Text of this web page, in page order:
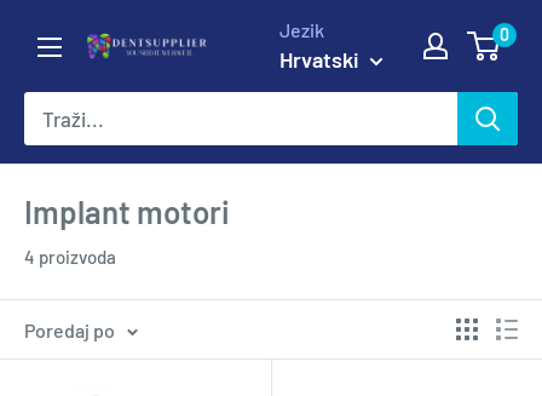
sadržaj
DentSupplier
Jezik
Hrvatski
0
Implant motori
4 proizvoda
Poredaj po